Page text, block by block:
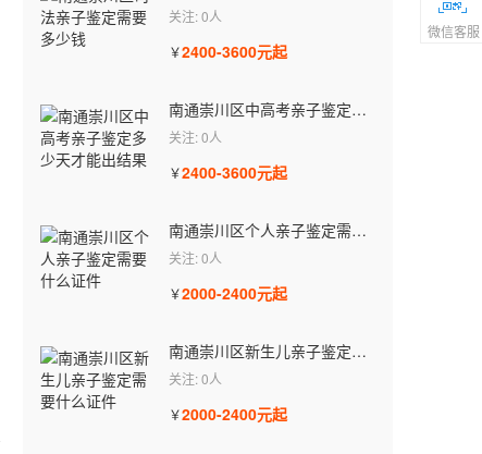
关注: 0人
￥2400-3600元起
南通崇川区中高考亲子鉴定多少天才能出结果
关注: 0人
￥2400-3600元起
南通崇川区个人亲子鉴定需要什么证件
关注: 0人
￥2000-2400元起
南通崇川区新生儿亲子鉴定需要什么证件
关注: 0人
￥2000-2400元起
微信客服